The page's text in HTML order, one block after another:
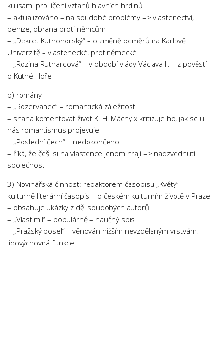
kulisami pro líčení vztahů hlavních hrdinů
– aktualizováno – na soudobé problémy => vlastenectví,
peníze, obrana proti němcům
– „Dekret Kutnohorský“ – o změně poměrů na Karlově
Univerzitě – vlastenecké, protiněmecké
– „Rozina Ruthardová“ – v období vlády Václava II. – z pověstí
o Kutné Hoře
b) romány
– „Rozervanec“ – romantická záležitost
– snaha komentovat život K. H. Máchy x kritizuje ho, jak se u
nás romantismus projevuje
– „Poslední čech“ – nedokončeno
– říká, že češi si na vlastence jenom hrají => nadzvednutí
společnosti
3) Novinářská činnost: redaktorem časopisu „Květy“ –
kulturně literární časopis – o českém kulturním životě v Praze
– obsahuje ukázky z děl soudobých autorů
– „Vlastimil“ – populárně – naučný spis
– „Pražský posel“ – věnován nižším nevzdělaným vrstvám,
lidovýchovná funkce